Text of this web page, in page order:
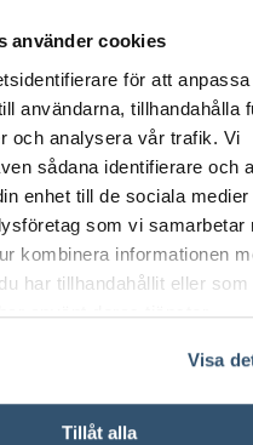
använder cookies
för att
användarna, tillhandahålla
och analysera vår trafik. Vi
sådana identifierare och
enhet till de sociala medier
som vi samarbetar
kombinera informationen
har tillhandahållit eller som
använt deras tjänster.
Visa
Tillåt alla
– 18.00